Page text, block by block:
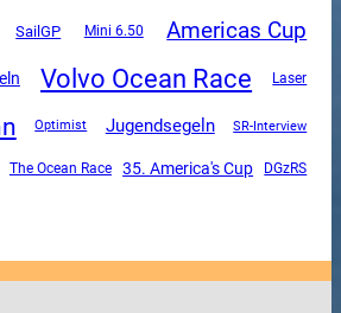
SailGP Mini 6.50 Americas Cup
Volvo Ocean Race Laser
Optimist Jugendsegeln SR-Interview
The Ocean Race 35. America's Cup DGzRS